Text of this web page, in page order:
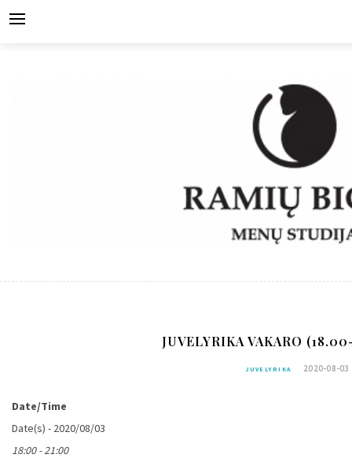
JUVELYRIKA VAKARO
JUVELYRIKA 2020-08-03
Date/Time
Date(s) - 2020/08/03
18:00 - 21:00